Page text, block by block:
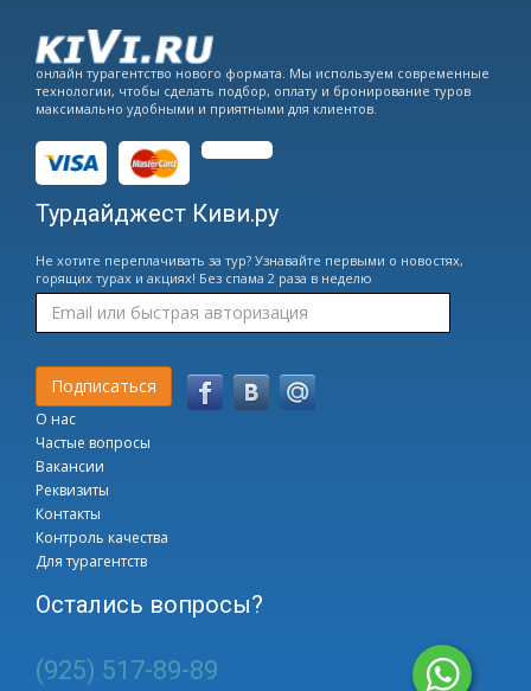
онлайн турагентство нового формата. Мы используем современные
технологии, чтобы сделать подбор, оплату и бронирование туров
максимально удобными и приятными для клиентов.
Турдайджест Киви.ру
Не хотите переплачивать за тур? Узнавайте первыми о новостях,
горящих турах и акциях! Без спама 2 раза в неделю
О нас
Частые вопросы
Вакансии
Реквизиты
Контакты
Контроль качества
Для турагентств
Остались вопросы?
(925) 517-89-89